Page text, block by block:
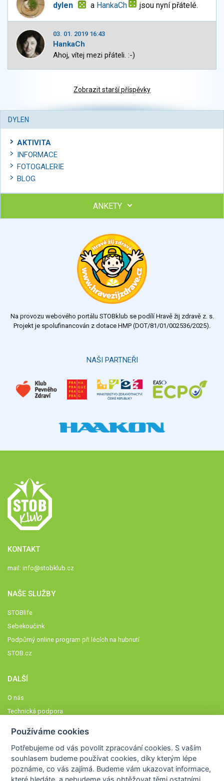
dylen a HankaCh jsou nyní přátelé.
03. 01. 2019 16:43
HankaCh
Ahoj, vítej mezi přáteli. :-)
Zobrazit starší příspěvky
DYLEN
AKTIVITA
INFORMACE
FOTOGALERIE
BLOG
ANKETY
Výsledky Všechny ankety
Na provozu webového portálu STOBklub se podílí Hravě žij zdravě z. s.
Projekt je spolufinancován z dotace HMP (DOT/81/01/002536/2025).
NAŠI PARTNEŘI
KONTAKT
mail: info@stobklub.cz
NAŠE SLUŽBY
STOBlife
Sebekoučink
Podpůrný online program při lécích na hubnutí
STOB.cz
DALŠÍ
O nás
Technická podpora
Členové STOBklubu
Zásady nakládání s osobními údaji
Otestujte se
Používáme cookies
Potřebujeme od vás povolit zpracování cookies. S vaším
souhlasem budeme používat cookies, díky kterým lépe
poznáme,co vás zajímá. Budeme vám ukazovat informace,
které hledáte , a nebudeme vás obtěžovat těmi ostatními.